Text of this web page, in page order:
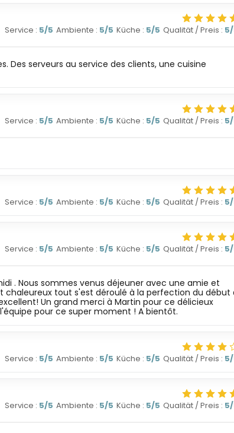
Service : 5/5 Ambiente : 5/5 Küche : 5/5 Qualität / Preis : 5
Des serveurs au service des clients, une cuisine
Service : 5/5 Ambiente : 5/5 Küche : 5/5 Qualität / Preis : 5
Service : 5/5 Ambiente : 5/5 Küche : 5/5 Qualität / Preis : 5
Service : 5/5 Ambiente : 5/5 Küche : 5/5 Qualität / Preis : 5
. Nous sommes venus déjeuner avec une amie et
tout s'est déroulé à la perfection du début
Un grand merci à Martin pour ce délicieux
pour ce super moment ! A bientôt.
Service : 5/5 Ambiente : 5/5 Küche : 5/5 Qualität / Preis : 5
Service : 5/5 Ambiente : 5/5 Küche : 5/5 Qualität / Preis : 5